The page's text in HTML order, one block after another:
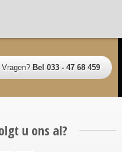
Vragen? Bel 033 - 47 68 459
u ons al?